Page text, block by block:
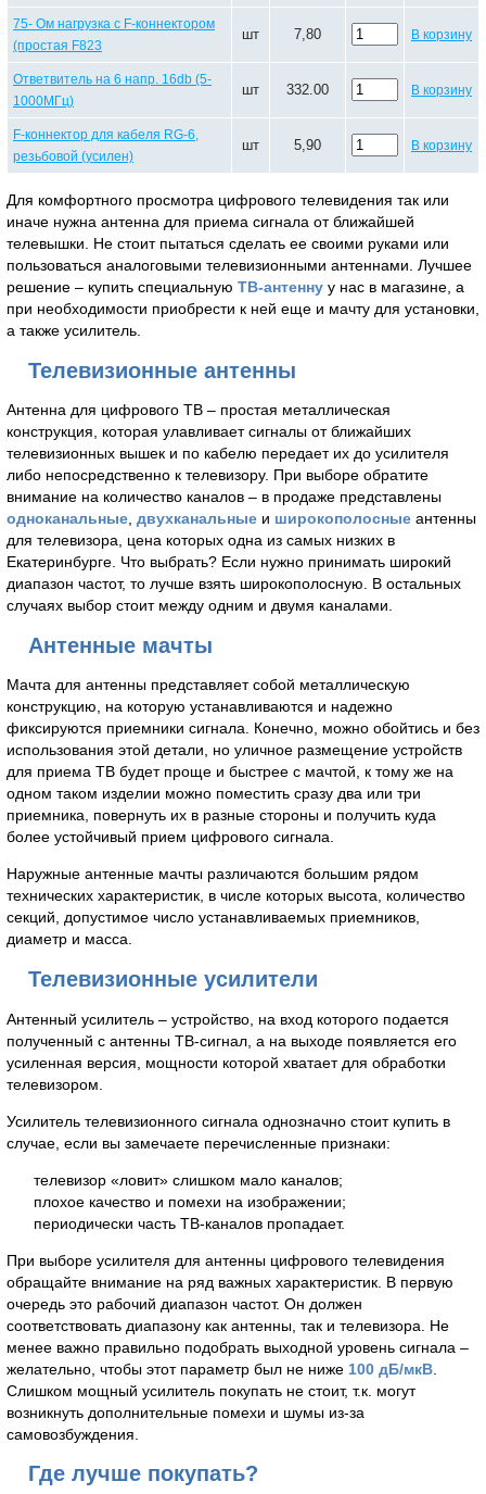
75- Ом нагрузка с F-коннектором
(простая F823
шт 7,80 В корзину
Ответвитель на 6 напр. 16db (5-
1000МГц)
шт 332.00 В корзину
F-коннектор для кабеля RG-6,
резьбовой (усилен)
шт 5,90 В корзину
Для комфортного просмотра цифрового телевидения так или
иначе нужна антенна для приема сигнала от ближайшей
телевышки. Не стоит пытаться сделать ее своими руками или
пользоваться аналоговыми телевизионными антеннами. Лучшее
решение – купить специальную ТВ-антенну у нас в магазине, а
при необходимости приобрести к ней еще и мачту для установки,
а также усилитель.
Телевизионные антенны
Антенна для цифрового ТВ – простая металлическая
конструкция, которая улавливает сигналы от ближайших
телевизионных вышек и по кабелю передает их до усилителя
либо непосредственно к телевизору. При выборе обратите
внимание на количество каналов – в продаже представлены
одноканальные двухканальные и широкополосные антенны
для телевизора, цена которых одна из самых низких в
Екатеринбурге. Что выбрать? Если нужно принимать широкий
диапазон частот, то лучше взять широкополосную. В остальных
случаях выбор стоит между одним и двумя каналами.
Антенные мачты
Мачта для антенны представляет собой металлическую
конструкцию, на которую устанавливаются и надежно
фиксируются приемники сигнала. Конечно, можно обойтись и без
использования этой детали, но уличное размещение устройств
для приема ТВ будет проще и быстрее с мачтой, к тому же на
одном таком изделии можно поместить сразу два или три
приемника, повернуть их в разные стороны и получить куда
более устойчивый прием цифрового сигнала.
Наружные антенные мачты различаются большим рядом
технических характеристик, в числе которых высота, количество
секций, допустимое число устанавливаемых приемников,
диаметр и масса.
Телевизионные усилители
Антенный усилитель – устройство, на вход которого подается
полученный с антенны ТВ-сигнал, а на выходе появляется его
усиленная версия, мощности которой хватает для обработки
телевизором.
Усилитель телевизионного сигнала однозначно стоит купить в
случае, если вы замечаете перечисленные признаки:
телевизор «ловит» слишком мало каналов;
плохое качество и помехи на изображении;
периодически часть ТВ-каналов пропадает.
При выборе усилителя для антенны цифрового телевидения
обращайте внимание на ряд важных характеристик. В первую
очередь это рабочий диапазон частот. Он должен
соответствовать диапазону как антенны, так и телевизора. Не
менее важно правильно подобрать выходной уровень сигнала –
желательно, чтобы этот параметр был не ниже 100 дБ/мкВ
Слишком мощный усилитель покупать не стоит, т.к. могут
возникнуть дополнительные помехи и шумы из-за
самовозбуждения.
Где лучше покупать?